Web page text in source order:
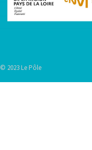
© 2023 Le Pôle